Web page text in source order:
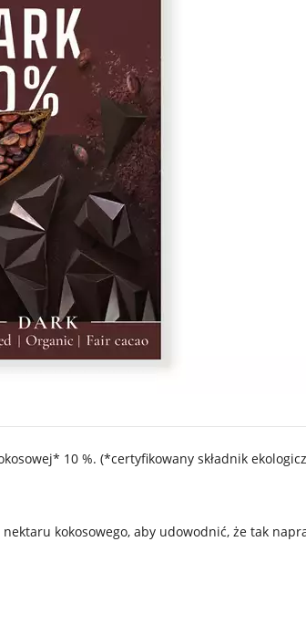
10 %. (*certyfikowany składnik
kokosowego, aby udowodnić, że tak